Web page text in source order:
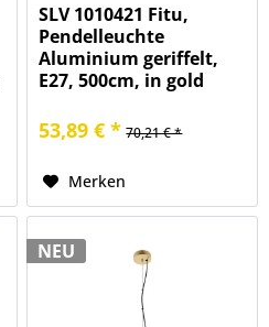
SLV 1010421 Fitu,
Pendelleuchte
Aluminium geriffelt,
E27, 500cm, in gold
53,89 € * 70,21 € *
Merken
NEU